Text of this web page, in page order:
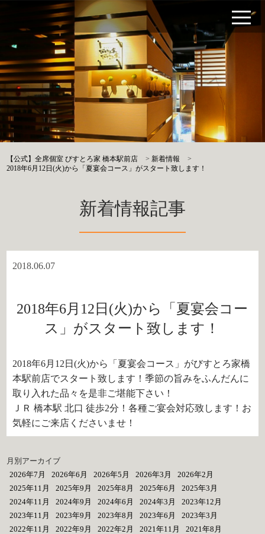
【公式】全席個室 びすとろ家 橋本駅前店 >新着情報
>
2018年6月12日(火)から「夏宴会コース」がスタート致します！
新着情報記事
2018.06.07
2018年6月12日(火)から「夏宴会コー
ス」がスタート致します！
2018年6月12日(火)から「夏宴会コース」がびすとろ家橋
本駅前店でスタート致します！季節の旨みをふんだんに
取り入れた品々を是非ご堪能下さい！
ＪＲ 橋本駅 北口 徒歩2分！各種ご宴会対応致します！お
気軽にご来店くださいませ！
月別アーカイブ
2026年7月
2026年6月 2026年5月 2026年3月
2026年2月
2025年11月
2025年9月 2025年8月 2025年6月
2025年3月
2024年11月
2024年9月 2024年6月 2024年3月
2023年12月
2023年11月
2023年9月 2023年8月 2023年6月
2023年3月
2022年11月
2022年9月 2022年2月 2021年11月
2021年8月